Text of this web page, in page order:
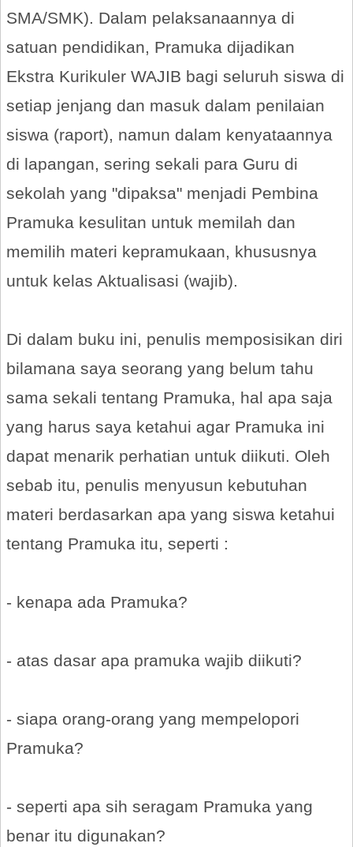
SMA/SMK). Dalam pelaksanaannya di
satuan pendidikan, Pramuka dijadikan
Ekstra Kurikuler WAJIB bagi seluruh siswa di
setiap jenjang dan masuk dalam penilaian
siswa (raport), namun dalam kenyataannya
di lapangan, sering sekali para Guru di
sekolah yang "dipaksa" menjadi Pembina
Pramuka kesulitan untuk memilah dan
memilih materi kepramukaan, khususnya
untuk kelas Aktualisasi (wajib).
Di dalam buku ini, penulis memposisikan diri
bilamana saya seorang yang belum tahu
sama sekali tentang Pramuka, hal apa saja
yang harus saya ketahui agar Pramuka ini
dapat menarik perhatian untuk diikuti. Oleh
sebab itu, penulis menyusun kebutuhan
materi berdasarkan apa yang siswa ketahui
tentang Pramuka itu, seperti :
- kenapa ada Pramuka?
- atas dasar apa pramuka wajib diikuti?
- siapa orang-orang yang mempelopori
Pramuka?
- seperti apa sih seragam Pramuka yang
benar itu digunakan?